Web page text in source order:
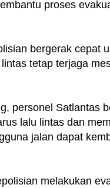
proses
bergerak cepat
tetap terjaga
personel Satlantas
lalu lintas dan
jalan dapat
melakukan